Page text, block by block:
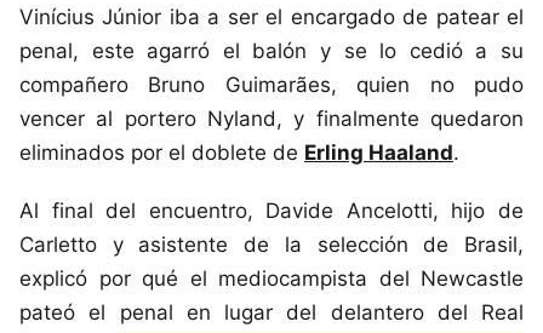
Vinícius Júnior iba a ser el encargado de patear el
penal, este agarró el balón y se lo cedió a su
compañero Bruno Guimarães, quien no pudo
vencer al portero Nyland, y finalmente quedaron
eliminados por el doblete de Erling Haaland.
Al final del encuentro, Davide Ancelotti, hijo de
Carletto y asistente de la selección de Brasil,
explicó por qué el mediocampista del Newcastle
pateó el penal en lugar del delantero del Real